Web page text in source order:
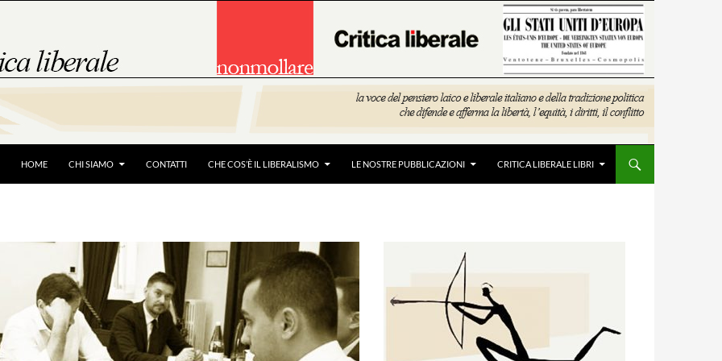
HOME CHI SIAMO CONTATTI CHE COS’È IL LIBERALISMO LE NOSTRE PUBBLICAZIONI CRITICA LIBERALE LIBRI